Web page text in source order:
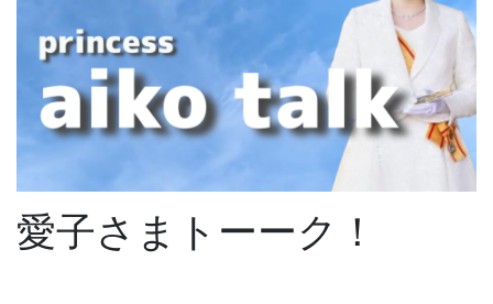
愛子さまトーーク！